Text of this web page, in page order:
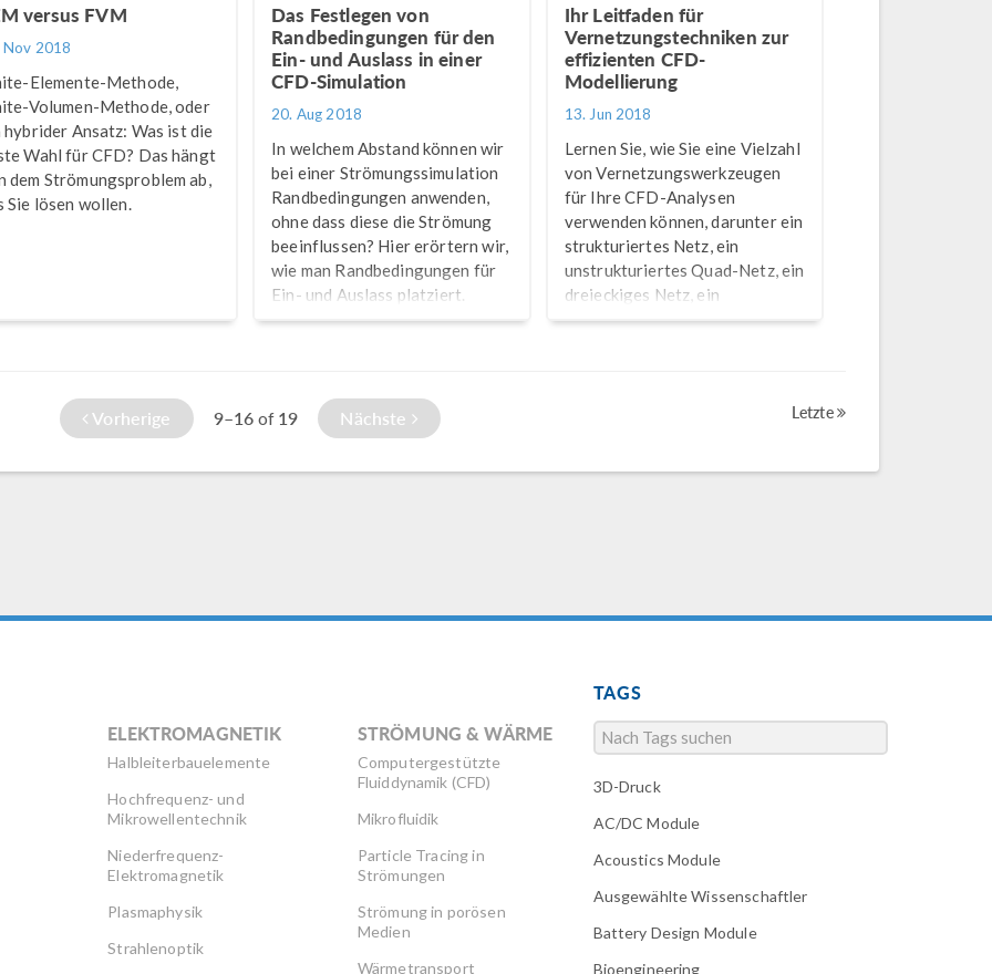
versus FVM
Nov 2018
Elemente-Methode,
Volumen-Methode, oder
hybrider Ansatz: Was ist die
Wahl für CFD? Das hängt
dem Strömungsproblem ab,
Sie lösen wollen.
Das Festlegen von
Randbedingungen für den
Ein- und Auslass in einer
CFD-Simulation
20. Aug 2018
In welchem Abstand können wir
bei einer Strömungssimulation
Randbedingungen anwenden,
ohne dass diese die Strömung
beeinflussen? Hier erörtern wir,
wie man Randbedingungen für
Ein- und Auslass platziert.
Ihr Leitfaden für
Vernetzungstechniken zur
effizienten CFD-
Modellierung
13. Jun 2018
Lernen Sie, wie Sie eine Vielzahl
von Vernetzungswerkzeugen
für Ihre CFD-Analysen
verwenden können, darunter ein
strukturiertes Netz, ein
unstrukturiertes Quad-Netz, ein
dreieckiges Netz, ein
tetraedrisches Netz, ein
Vorherige 9–16 of 19 Nächste Letzte
ELEKTROMAGNETIK
Halbleiterbauelemente
Hochfrequenz- und
Mikrowellentechnik
Niederfrequenz-
Elektromagnetik
Plasmaphysik
Strahlenoptik
STRÖMUNG & WÄRME
Computergestützte
Fluiddynamik (CFD)
Mikrofluidik
Particle Tracing in
Strömungen
Strömung in porösen
Medien
Wärmetransport
TAGS
3D-Druck
AC/DC Module
Acoustics Module
Ausgewählte Wissenschaftler
Battery Design Module
Bioengineering